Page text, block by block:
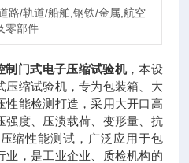
路/轨道/船舶,钢铁/金属,航空
零部件
制门式电子压缩试验机，本设
压缩试验机，专为包装箱、大
性能检测打造，采用大开口高
强度、压溃载荷、变形量、抗
缩性能测试，广泛应用于包
业，是工业企业、质检机构的